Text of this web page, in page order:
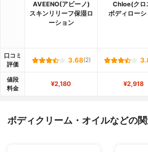
AVEENO(アビーノ)
スキンリリーフ保湿ロ
ーション
Chloe(クロ
ボディローシ
口コミ
評価
3.68(2)
値段
料金
¥2,180 ¥2,918
ボディクリーム・オイルなどの